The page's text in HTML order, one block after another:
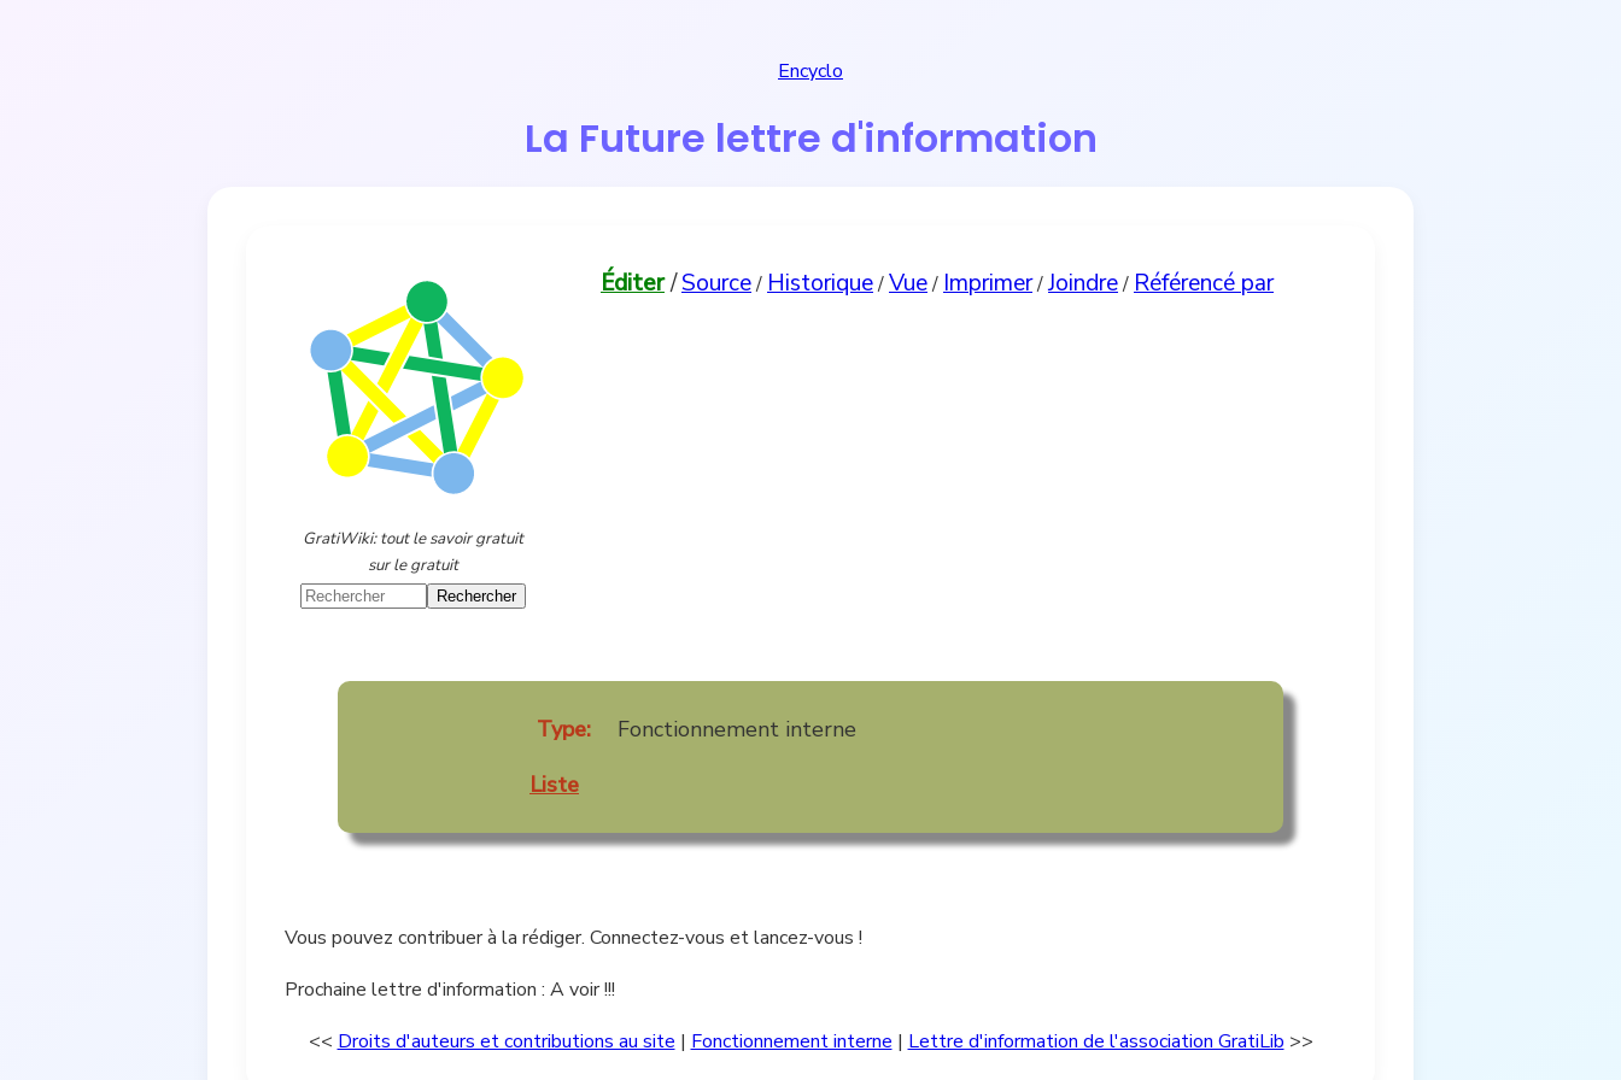
Encyclo
La Future lettre d'information
GratiWiki: tout le savoir gratuit
sur le gratuit
Éditer/Source/Historique/Vue/Imprimer/Joindre/Référencé par
Type:
Fonctionnement interne
Liste
Vous pouvez contribuer à la rédiger. Connectez-vous et lancez-vous !
Prochaine lettre d'information : A voir !!!
<< Droits d'auteurs et contributions au site | Fonctionnement interne | Lettre d'information de l'association GratiLib >>